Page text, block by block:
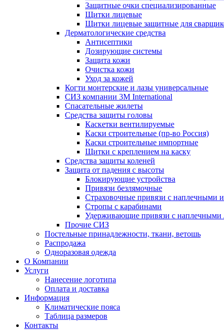
Защитные очки специализированные
Щитки лицевые
Щитки лицевые защитные для
Дерматологические средства
Антисептики
Дозирующие системы
Защита кожи
Очистка кожи
Уход за кожей
Когти монтерские и лазы универсальные
СИЗ компании 3М International
Спасательные жилеты
Средства защиты головы
Каскетки вентилируемые
Каски строительные (пр-во Россия)
Каски строительные импортные
Щитки с креплением на каску
Средства защиты коленей
Защита от падения с высоты
Блокирующие устройства
Привязи безлямочные
Страховочные привязи с наплечными
Стропы с карабинами
Удерживающие привязи с наплечными
Прочие СИЗ
Постельные принадлежности, ткани, ветошь
Распродажа
Одноразовая одежда
О Компании
Услуги
Нанесение логотипа
Оплата и доставка
Информация
Климатические пояса
Таблица размеров
Контакты